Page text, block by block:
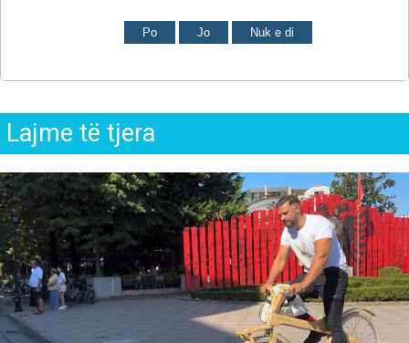
Po Jo Nuk e di
Lajme të tjera